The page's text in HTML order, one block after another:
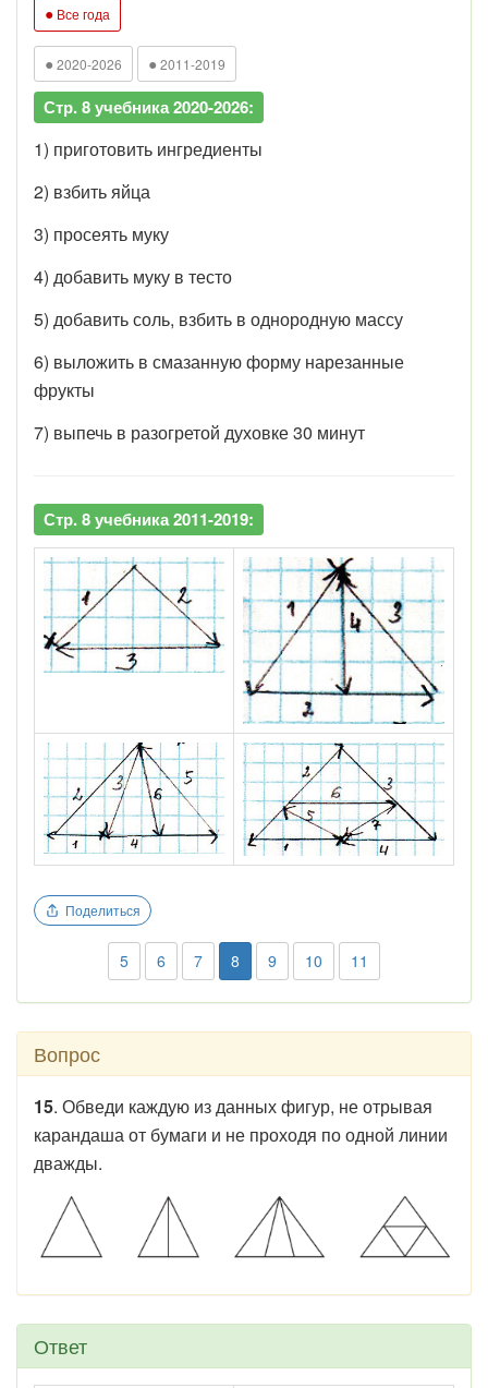
● Все года
● 2020-2026 ● 2011-2019
Стр. 8 учебника 2020-2026:
1) приготовить ингредиенты
2) взбить яйца
3) просеять муку
4) добавить муку в тесто
5) добавить соль, взбить в однородную массу
6) выложить в смазанную форму нарезанные
фрукты
7) выпечь в разогретой духовке 30 минут
Стр. 8 учебника 2011-2019:
Поделиться
5 6 7 8 9 10 11
Вопрос
15. Обведи каждую из данных фигур, не отрывая
карандаша от бумаги и не проходя по одной линии
дважды.
Ответ